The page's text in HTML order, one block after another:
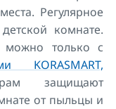
Регулярное
комнате.
можно только с
KORASMART,
защищают
от пыльцы и